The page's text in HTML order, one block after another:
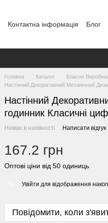
Контактна інформація Блог
Головна Каталог
Власне
Настінний Декоративний Механічний
Настінний
годинник Класичні
Немає в наявності Написати відгук
167.2 грн
Оптові ціни від 50 одиниць
Увійти для відображення
Повідомити, коли